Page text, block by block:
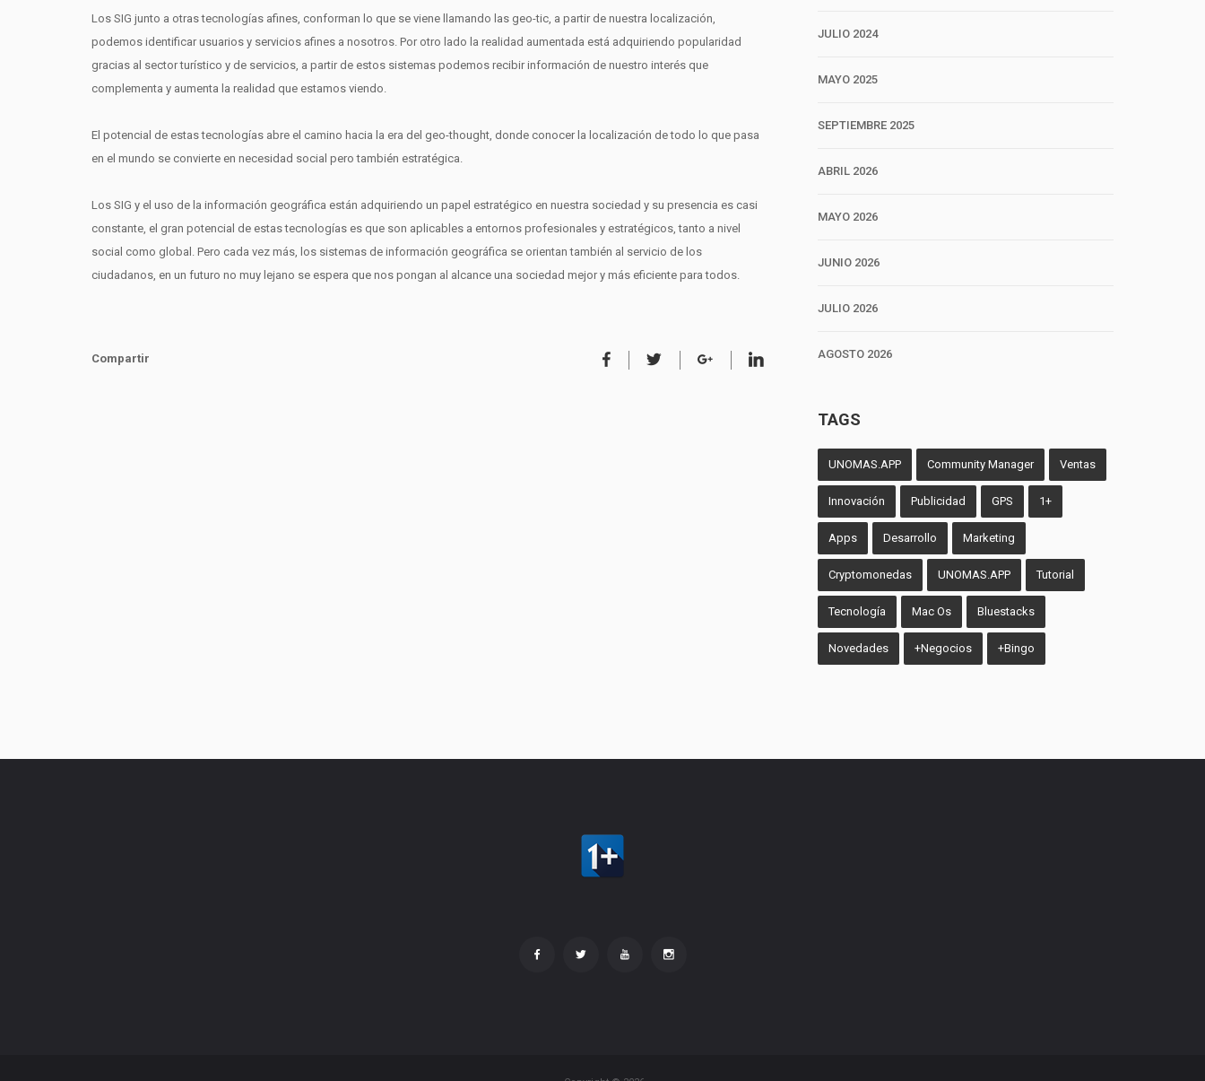
Los SIG junto a otras tecnologías afines, conforman lo que se viene llamando las geo-tic, a partir de nuestra localización,
podemos identificar usuarios y servicios afines a nosotros. Por otro lado la realidad aumentada está adquiriendo popularidad
gracias al sector turístico y de servicios, a partir de estos sistemas podemos recibir información de nuestro interés que
complementa y aumenta la realidad que estamos viendo.
El potencial de estas tecnologías abre el camino hacia la era del geo-thought, donde conocer la localización de todo lo que pasa
en el mundo se convierte en necesidad social pero también estratégica.
Los SIG y el uso de la información geográfica están adquiriendo un papel estratégico en nuestra sociedad y su presencia es casi
constante, el gran potencial de estas tecnologías es que son aplicables a entornos profesionales y estratégicos, tanto a nivel
social como global. Pero cada vez más, los sistemas de información geográfica se orientan también al servicio de los
ciudadanos, en un futuro no muy lejano se espera que nos pongan al alcance una sociedad mejor y más eficiente para todos.
Compartir
JULIO 2024
MAYO 2025
SEPTIEMBRE 2025
ABRIL 2026
MAYO 2026
JUNIO 2026
JULIO 2026
AGOSTO 2026
TAGS
UNOMAS.APP Community Manager Ventas
Innovación Publicidad GPS 1+
Apps Desarrollo Marketing
Cryptomonedas UNOMAS.APP Tutorial
Tecnología Mac Os Bluestacks
Novedades +Negocios +Bingo